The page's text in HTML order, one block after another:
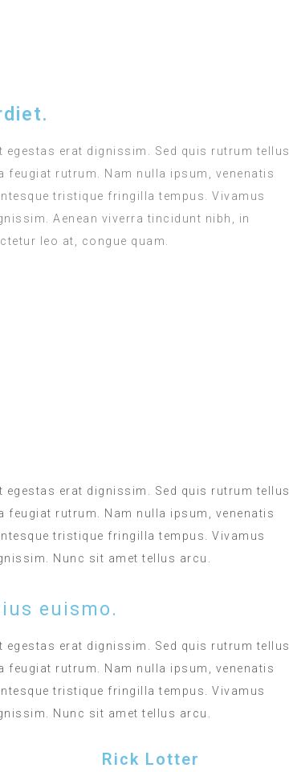
erat dignissim. Sed quis rutrum tellus,
rutrum. Nam nulla ipsum, venenatis
tristique fringilla tempus. Vivamus
Aenean viverra tincidunt nibh, in
leo at, congue quam.
erat dignissim. Sed quis rutrum tellus,
rutrum. Nam nulla ipsum, venenatis
tristique fringilla tempus. Vivamus
Nunc sit amet tellus arcu.
euismo.
erat dignissim. Sed quis rutrum tellus,
rutrum. Nam nulla ipsum, venenatis
tristique fringilla tempus. Vivamus
Nunc sit amet tellus arcu.
Rick Lotter